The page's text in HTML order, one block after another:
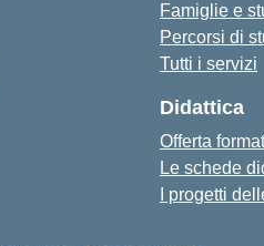
Famiglie e
Percorsi di
Tutti i servizi
Didattica
Offerta
Le schede
I progetti